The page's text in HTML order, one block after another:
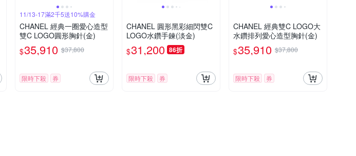
11/13-17滿2千5送10%購金
CHANEL 經典一圈愛心造型
雙C LOGO圓形胸針(金)
$35,910 $37,800
限時下殺 券
CHANEL 圓形黑彩細閃雙C
LOGO水鑽手鍊(淡金)
$31,200 86折
限時下殺 券
CHANEL 經典雙C LOGO大
水鑽排列愛心造型胸針(金)
$35,910 $37,800
限時下殺 券